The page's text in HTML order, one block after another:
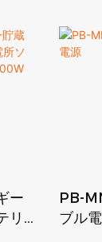
ー
リ
PB-
ブル